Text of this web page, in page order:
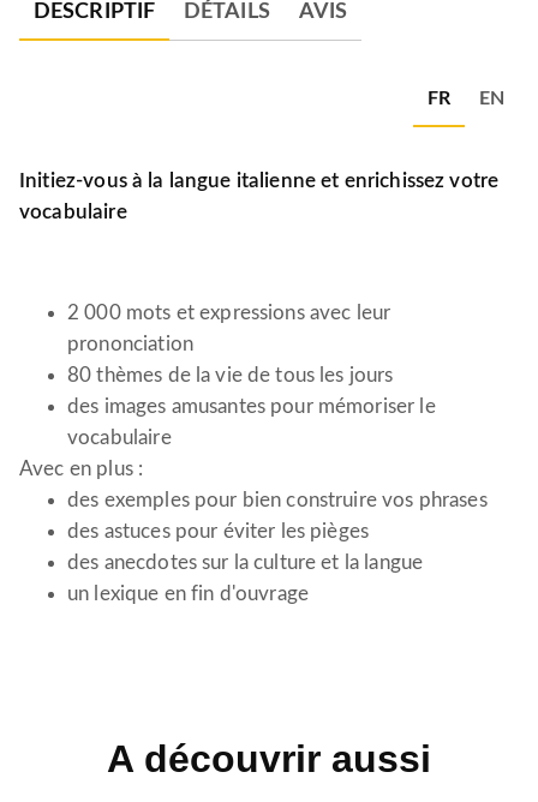
DESCRIPTIF DÉTAILS AVIS
FR EN
Initiez-vous à la langue italienne et enrichissez votre
vocabulaire
2 000 mots et expressions avec leur
prononciation
80 thèmes de la vie de tous les jours
des images amusantes pour mémoriser le
vocabulaire
Avec en plus :
des exemples pour bien construire vos phrases
des astuces pour éviter les pièges
des anecdotes sur la culture et la langue
un lexique en fin d'ouvrage
A découvrir aussi